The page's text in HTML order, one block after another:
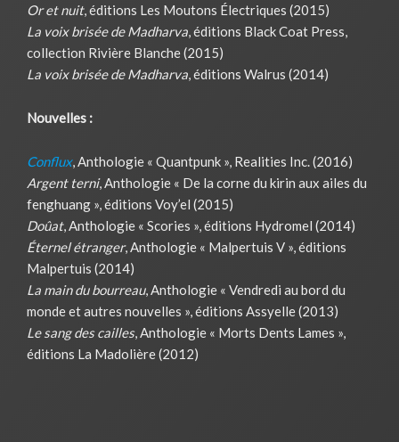
Or et nuit, éditions Les Moutons Électriques (2015)
La voix brisée de Madharva , éditions Black Coat Press,
collection Rivière Blanche (2015)
La voix brisée de Madharva , éditions Walrus (2014)
Nouvelles :
Conflux, Anthologie « Quantpunk », Realities Inc. (2016)
Argent terni, Anthologie « De la corne du kirin aux ailes du
fenghuang », éditions Voy’el (2015)
Doûat, Anthologie « Scories », éditions Hydromel (2014)
Éternel étranger, Anthologie « Malpertuis V », éditions
Malpertuis (2014)
La main du bourreau, Anthologie « Vendredi au bord du
monde et autres nouvelles », éditions Assyelle (2013)
Le sang des cailles, Anthologie « Morts Dents Lames »,
éditions La Madolière (2012)